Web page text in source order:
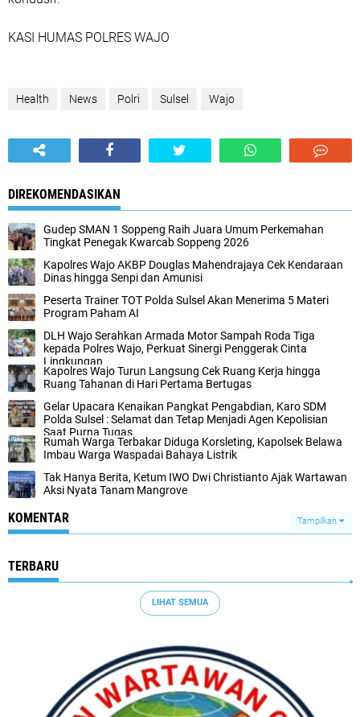
KASI HUMAS POLRES WAJO
Health News Polri Sulsel Wajo
DIREKOMENDASIKAN
Gudep SMAN 1 Soppeng Raih Juara Umum Perkemahan
Tingkat Penegak Kwarcab Soppeng 2026
Kapolres Wajo AKBP Douglas Mahendrajaya Cek Kendaraan
Dinas hingga Senpi dan Amunisi
Peserta Trainer TOT Polda Sulsel Akan Menerima 5 Materi
Program Paham AI
DLH Wajo Serahkan Armada Motor Sampah Roda Tiga
kepada Polres Wajo, Perkuat Sinergi Penggerak Cinta
Lingkungan
Kapolres Wajo Turun Langsung Cek Ruang Kerja hingga
Ruang Tahanan di Hari Pertama Bertugas
Gelar Upacara Kenaikan Pangkat Pengabdian, Karo SDM
Polda Sulsel : Selamat dan Tetap Menjadi Agen Kepolisian
Saat Purna Tugas
Rumah Warga Terbakar Diduga Korsleting, Kapolsek Belawa
Imbau Warga Waspadai Bahaya Listrik
Tak Hanya Berita, Ketum IWO Dwi Christianto Ajak Wartawan
Aksi Nyata Tanam Mangrove
KOMENTAR Tampilkan
TERBARU
LIHAT SEMUA